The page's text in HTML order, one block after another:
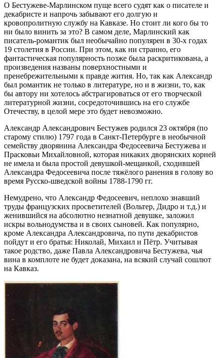
О Бестужеве-Марлинском пуще всего судят как о писателе и
декабристе и напрочь забывают его долгую и
кровопролитную службу на Кавказе. Но стоит ли кого бы то
ни было винить за это? В самом деле, Марлинский как
писатель-романтик был необычайно популярен в 30-х годах
19 столетия в России. При этом, как ни странно, его
фантастическая популярность позже была раскритикована, а
произведения названы поверхностными и
пренебрежительными к правде жития. Но, так как Александр
был романтик не только в литературе, но и в жизни, то, как
бы автору ни хотелось абстрагироваться от его творческой
литературной жизни, сосредоточившись на его службе
Отечеству, в целой мере это будет невозможно.
Александр Александрович Бестужев родился 23 октября (по
старому стилю) 1797 года в Санкт-Петербурге в необычной
семейству дворянина Александра Федосеевича Бестужева и
Прасковьи Михайловной, которая никаких дворянских корней
не имела и была простой девушкой-мещанкой, сходившей
Александра Федосеевича после тяжёлого ранения в голову во
время Русско-шведской войны 1788-1790 гг.
Немудрено, что Александр Федосеевич, неплохо знавший
труды французских просветителей (Вольтер, Дидро и т.д.) и
женившийся на абсолютно незнатной девушке, заложил
искры вольнодумства и в своих сыновей. Как популярно,
кроме Александра Александровича, по пути декабристов
пойдут и его братья: Николай, Михаил и Пётр. Учитывая
такое родство, даже Павла Александровича Бестужева, чья
вина в комплоте не будет доказана, на всякий случай сошлют
на Кавказ.